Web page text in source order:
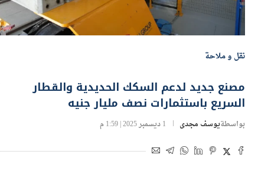
نقل و ملاحة
مصنع جديد لدعم السكك الحديدية والقطار
السريع باستثمارات نصف مليار جنيه
بواسطةيوسف مجدى 1 ديسمبر 2025 | 1:59 م